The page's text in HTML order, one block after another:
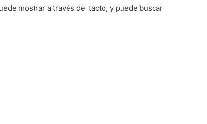
mostrar a través del tacto, y puede buscar